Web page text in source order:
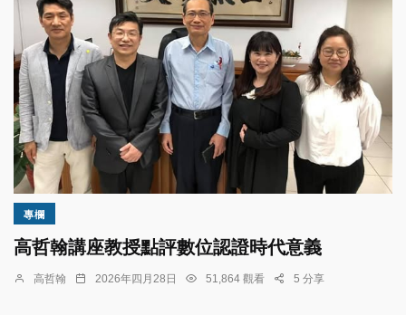
專欄
高哲翰講座教授點評數位認證時代意義
高哲翰 2026年四月28日 51,864 觀看 5 分享